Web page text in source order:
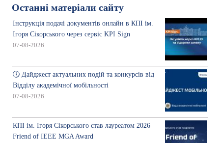
Останні матеріали сайту
Інструкція подачі документів онлайн в КПІ ім.
Ігоря Сікорського через сервіс KPI Sign
07-08-2026
🕔 Дайджест актуальних подій та конкурсів від
Відділу академічної мобільності
07-08-2026
КПІ ім. Ігоря Сікорського став лауреатом 2026
Friend of IEEE MGA Award